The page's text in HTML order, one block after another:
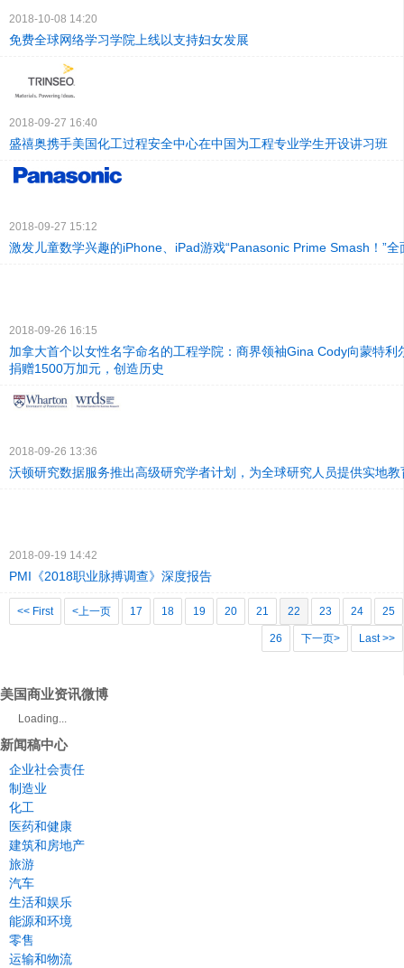
2018-10-08 14:20
免费全球网络学习学院上线以支持妇女发展
2018-09-27 16:40
盛禧奥携手美国化工过程安全中心在中国为工程专业学生开设讲习班
2018-09-27 15:12
激发儿童数学兴趣的iPhone、iPad游戏“Panasonic Prime Smash！”全
2018-09-26 16:15
加拿大首个以女性名字命名的工程学院：商界领袖Gina Cody向蒙特利
捐赠1500万加元，创造历史
2018-09-26 13:36
沃顿研究数据服务推出高级研究学者计划，为全球研究人员提供实地教
2018-09-19 14:42
PMI《2018职业脉搏调查》深度报告
<< First <上一页 17 18 19 20 21 22 23 24 25
26 下一页> Last >>
美国商业资讯微博
Loading...
新闻稿中心
企业社会责任
制造业
化工
医药和健康
建筑和房地产
旅游
汽车
生活和娱乐
能源和环境
零售
运输和物流